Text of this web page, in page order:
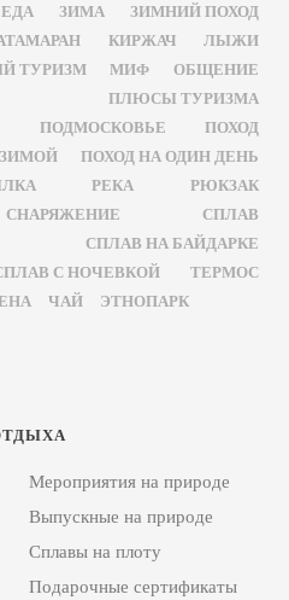
ЕДА ЗИМА
ЗИМНИЙ ПОХОД
КИРЖАЧ
ЛЫЖИ
ТУРИЗМ МИФ
ОБЩЕНИЕ
ПЛЮСЫ ТУРИЗМА
ПОДМОСКОВЬЕ
ПОХОД
ПОХОД НА ОДИН ДЕНЬ
РЕКА
РЮКЗАК
СНАРЯЖЕНИЕ
СПЛАВ
СПЛАВ НА БАЙДАРКЕ
С НОЧЕВКОЙ
ТЕРМОС
ЧАЙ ЭТНОПАРК
Мероприятия на природе
Выпускные на природе
Сплавы на плоту
Подарочные сертификаты